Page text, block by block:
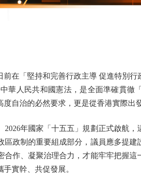
「堅持和完善行政主導 促進特別行
華人民共和國憲法，是全面準確貫徹
自治的必然要求，更是從香港實際出
年國家「十五五」規劃正式啟航，
政制的重要組成部分，議員應多提
作、凝聚治理合力，才能牢牢把握
實幹、共促發展。